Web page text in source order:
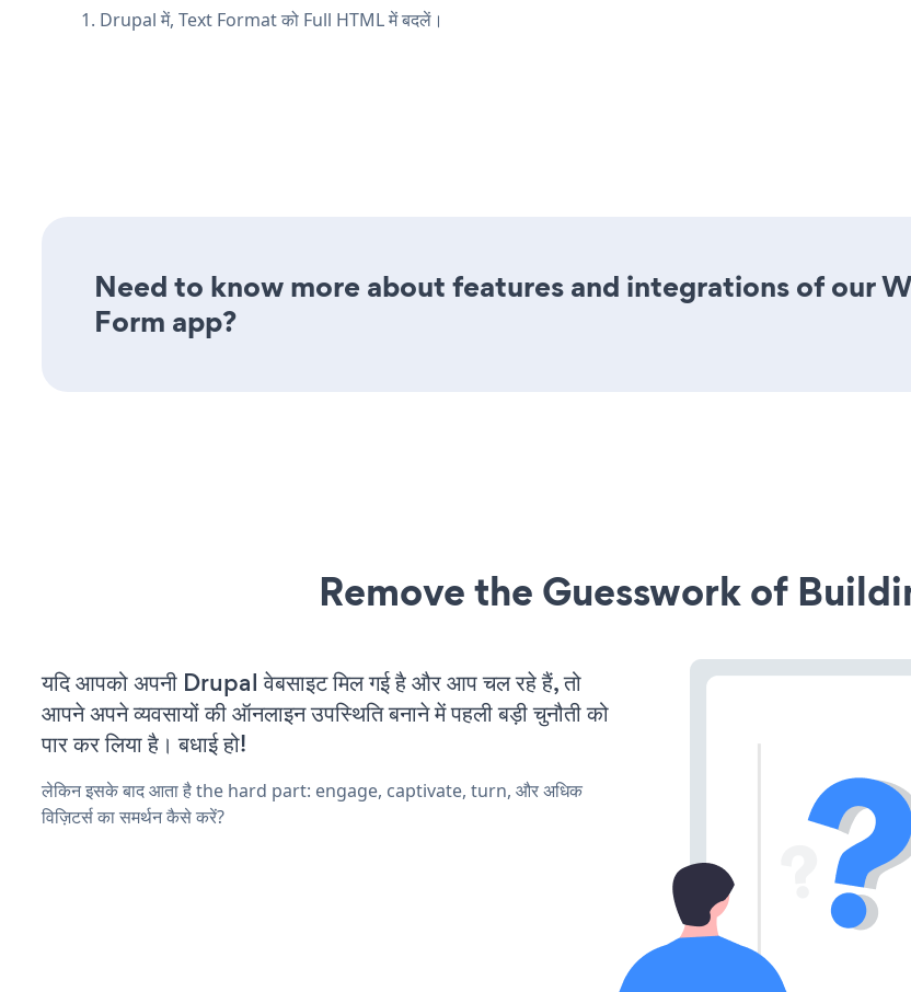
1. Drupal में, Text Format को Full HTML में बदलें।
Need to know more about features and integrations of our
Form app?
Remove the Guesswork of
यदि आपको अपनी Drupal वेबसाइट मिल गई है और आप चल रहे हैं, तो
आपने अपने व्यवसायों की ऑनलाइन उपस्थिति बनाने में पहली बड़ी चुनौती को
पार कर लिया है। बधाई हो!
लेकिन इसके बाद आता है the hard part: engage, captivate, turn, और अधिक
विज़िटर्स का समर्थन कैसे करें?